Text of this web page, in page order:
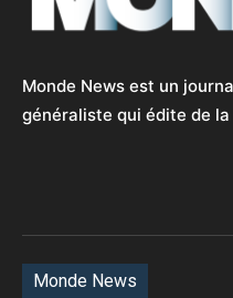
Monde News est un
généraliste qui édite de la
Monde News